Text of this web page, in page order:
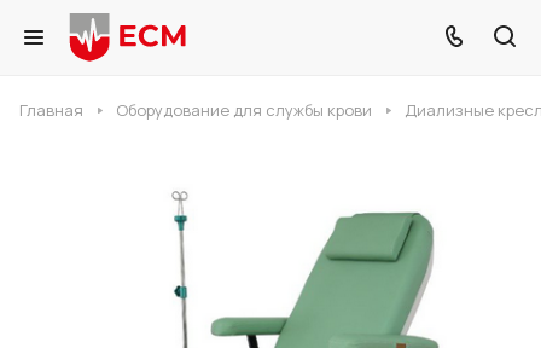
Главная Оборудование для службы крови Диализные